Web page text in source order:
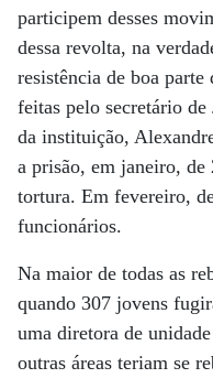
participem desses
dessa revolta, na
resistência de boa
feitas pelo secretário de
da instituição,
a prisão, em janeiro, de
tortura. Em fevereiro,
funcionários.
Na maior de todas as
quando 307 jovens
uma diretora de
outras áreas teriam se